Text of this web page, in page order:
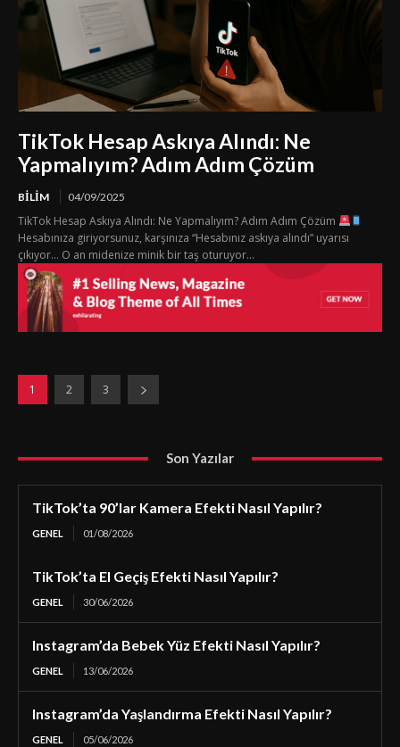
TikTok Hesap Askıya Alındı: Ne
Yapmalıyım? Adım Adım Çözüm
BILIM 04/09/2025
TikTok Hesap Askıya Alındı: Ne Yapmalıyım? Adım Adım Çözüm
Hesabınıza giriyorsunuz, karşınıza “Hesabınız askıya alındı” uyarısı
çıkıyor… O an midenize minik bir taş oturuyor...
1 2 3
Son Yazılar
TikTok’ta 90’lar Kamera Efekti Nasıl Yapılır?
GENEL 01/08/2026
TikTok’ta El Geçiş Efekti Nasıl Yapılır?
GENEL 30/06/2026
Instagram’da Bebek Yüz Efekti Nasıl Yapılır?
GENEL 13/06/2026
Instagram’da Yaşlandırma Efekti Nasıl Yapılır?
GENEL 05/06/2026